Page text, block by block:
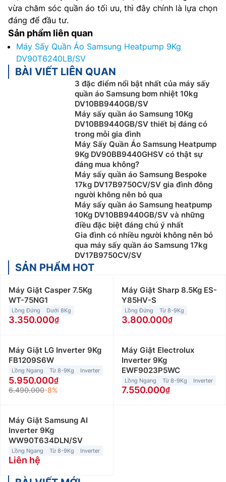
vừa chăm sóc quần áo tối ưu, thì đây chính là lựa chọn
đáng để đầu tư.
Sản phẩm liên quan
Máy Sấy Quần Áo Samsung Heatpump 9Kg
DV90T6240LB/SV
BÀI VIẾT LIÊN QUAN
3 đặc điểm nổi bật nhất của máy sấy
quần áo Samsung bơm nhiệt 10kg
DV10BB9440GB/SV
Máy sấy quần áo Samsung 10Kg
DV10BB9440GB/SV thiết bị đáng có
trong mỗi gia đình
Máy Sấy Quần Áo Samsung Heatpump
9Kg DV90BB9440GHSV có thật sự
đáng mua không?
Máy sấy quần áo Samsung Bespoke
17kg DV17B9750CV/SV gia đình đông
người không nên bỏ qua
Máy sấy quần áo Samsung heatpump
10Kg DV10BB9440GB/SV và những
điều đặc biệt đáng chú ý nhất
Gia đình có nhiều người không nên bỏ
qua máy sấy quần áo Samsung 17kg
DV17B9750CV/SV
SẢN PHẨM HOT
Máy Giặt Casper 7.5Kg
WT-75NG1
Lồng Đứng Dưới 8Kg
3.350.000
Máy Giặt Sharp 8.5Kg ES-
Y85HV-S
Lồng Đứng Từ 8-9Kg
3.800.000
Máy Giặt LG Inverter 9Kg
FB1209S6W
Lồng Ngang Từ 8-9Kg Inverter
5.950.000
6.490.000-8%
Máy Giặt Electrolux
Inverter 9Kg
EWF9023P5WC
Lồng Ngang Từ 8-9Kg Inverter
7.550.000
Máy Giặt Samsung AI
Inverter 9Kg
WW90T634DLN/SV
Lồng Ngang Từ 8-9Kg Inverter
Liên hệ